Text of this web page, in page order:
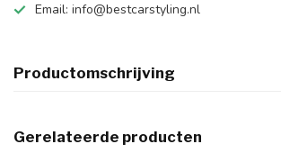
Email: info@bestcarstyling.nl
Productomschrijving
Gerelateerde producten